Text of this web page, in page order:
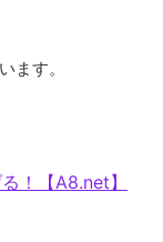
ます。
！【A8.net】